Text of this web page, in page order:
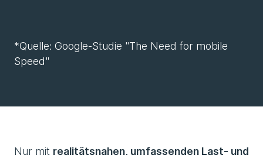
*Quelle: Google-Studie "The Need for mobile
Speed"
Nur mit realitätsnahen, umfassenden Last- und